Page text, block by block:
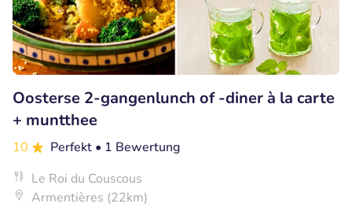
Oosterse 2-gangenlunch of -diner à la carte
+ muntthee
10 Perfekt • 1 Bewertung
Le Roi du Couscous
Armentières (22km)